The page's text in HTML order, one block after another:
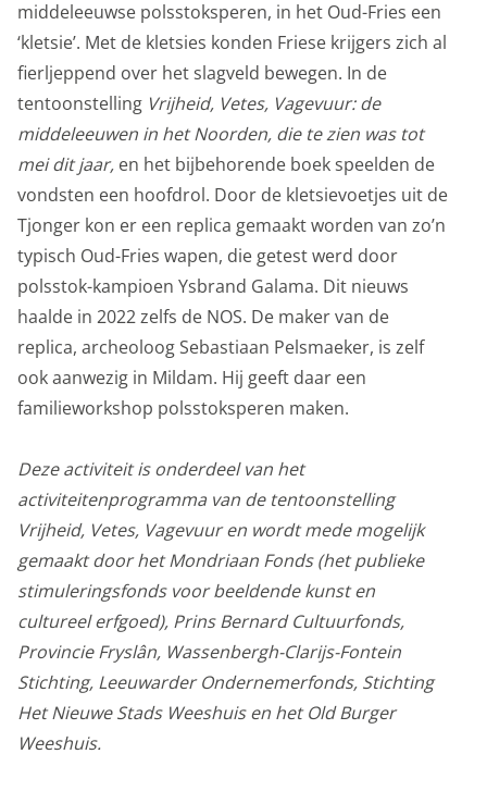
middeleeuwse polsstoksperen, in het Oud-Fries een
‘kletsie’. Met de kletsies konden Friese krijgers zich al
fierljeppend over het slagveld bewegen. In de
tentoonstelling Vrijheid, Vetes, Vagevuur: de
middeleeuwen in het Noorden, die te zien was tot
mei dit jaar, en het bijbehorende boek speelden de
vondsten een hoofdrol. Door de kletsievoetjes uit de
Tjonger kon er een replica gemaakt worden van zo’n
typisch Oud-Fries wapen, die getest werd door
polsstok-kampioen Ysbrand Galama. Dit nieuws
haalde in 2022 zelfs de NOS. De maker van de
replica, archeoloog Sebastiaan Pelsmaeker, is zelf
ook aanwezig in Mildam. Hij geeft daar een
familieworkshop polsstoksperen maken.
Deze activiteit is onderdeel van het
activiteitenprogramma van de tentoonstelling
Vrijheid, Vetes, Vagevuur en wordt mede mogelijk
gemaakt door het Mondriaan Fonds (het publieke
stimuleringsfonds voor beeldende kunst en
cultureel erfgoed), Prins Bernard Cultuurfonds,
Provincie Fryslân, Wassenbergh-Clarijs-Fontein
Stichting, Leeuwarder Ondernemerfonds, Stichting
Het Nieuwe Stads Weeshuis en het Old Burger
Weeshuis.
bijvoorbeeld taalinstellingen. Maakt opslag mogelijk,
zoals cookies (web) of apparaatidentificatoren (apps),
gerelateerd aan analyse, bijvoorbeeld bezoekduur.
Analytische cookies
Marketing cookies
We gebruiken marketingcookies om je aanbiedingen te
sturen waar je ook écht op zit te wachten. Die
aanbiedingen baseren we op wat je op de website
bekijkt of op jouw persoonlijke interesses. We maken
ook gebruik van cookies van YouTube, Facebook en
Instagram, zodat je filmpjes en informatie kunt delen
met je vrienden via social media. Maakt opslag mogelijk,
zoals cookies (web) of apparaatidentificatoren (apps),
Personalisatie cookies
We gebruiken marketingcookies voor personalisatie,
waarmee we jou de meest relevante advertenties
kunnen tonen. Die aanbiedingen baseren we op wat je
op de website bekijkt of op jouw persoonlijke interesses.
We maken ook gebruik van cookies van YouTube,
Facebook en Instagram, zodat je filmpjes en informatie
kunt delen met je vrienden via social media. Stelt